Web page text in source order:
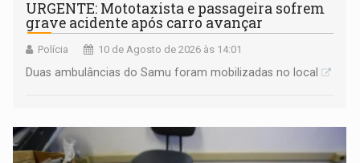
URGENTE: Mototaxista e passageira sofrem
grave acidente após carro avançar
Polícia 10 de Agosto de 2026 às 14:01
Duas ambulâncias do Samu foram mobilizadas no local